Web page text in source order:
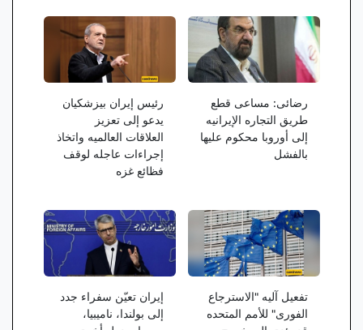
رضائی: مساعی قطع
طریق التجاره الإیرانیه
إلى أوروبا محکوم علیها
بالفشل
رئیس إیران بیزشکیان
یدعو إلى تعزیز
العلاقات العالمیه واتخاذ
إجراءات عاجله لوقف
فظائع غزه
تفعیل آلیه "الاسترجاع
الفوری" للأمم المتحده
إیران تعیّن سفراء جدد
إلى بولندا، نامیبیا،